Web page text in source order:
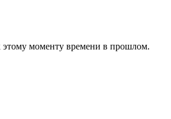
этому моменту времени в прошлом.